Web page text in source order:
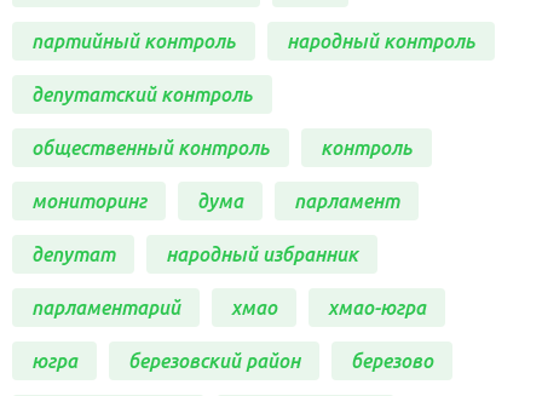
партийный контроль народный контроль
депутатский контроль
общественный контроль контроль
мониторинг дума парламент
депутат народный избранник
парламентарий хмао хмао-югра
югра березовский район березово